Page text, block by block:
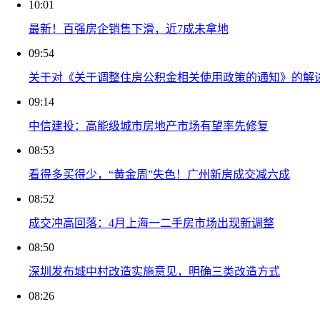
10:01
最新！百强房企销售下滑，近7成未拿地
09:54
关于对《关于调整住房公积金相关使用政策的通知》的解
09:14
中信建投：高能级城市房地产市场有望率先修复
08:53
看得多买得少，“黄金周”失色！广州新房成交减六成
08:52
成交冲高回落：4月上海一二手房市场出现新调整
08:50
深圳发布城中村改造实施意见，明确三类改造方式
08:26